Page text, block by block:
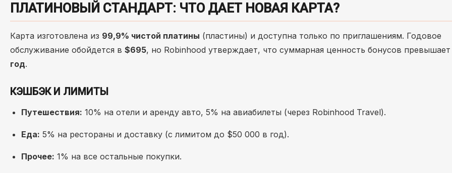
ПЛАТИНОВЫЙ СТАНДАРТ: ЧТО ДАЕТ НОВАЯ КАРТА?
Карта изготовлена из 99,9% чистой платины (пластины) и доступна только по приглашениям. Годовое
обслуживание обойдется в $695, но Robinhood утверждает, что суммарная ценность бонусов
год.
КЭШБЭК И ЛИМИТЫ
Путешествия: 10% на отели и аренду авто, 5% на авиабилеты (через Robinhood Travel).
Еда: 5% на рестораны и доставку (с лимитом до $50 000 в год).
Прочее: 1% на все остальные покупки.